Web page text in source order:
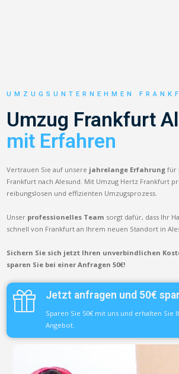
UMZUGSUNTERNEHMEN
Umzug Frankfurt
mit Erfahren
Vertrauen Sie auf unsere jahrelange Erfahrung für
Frankfurt nach Alesund. Mit Umzug Hertz Frankfurt
reibungslosen und effizienten Umzugsprozess.
Unser professionelles Team sorgt dafür, dass Ihr
schnell von Frankfurt an Ihrem neuen Standort in
Sichern Sie sich jetzt Ihren unverbindlichen
sparen Sie bei einer Anfragen 50€!
Jetzt anfragen und 50€
Sparen Sie 50€ mit uns und erhalten Sie
Angebot.